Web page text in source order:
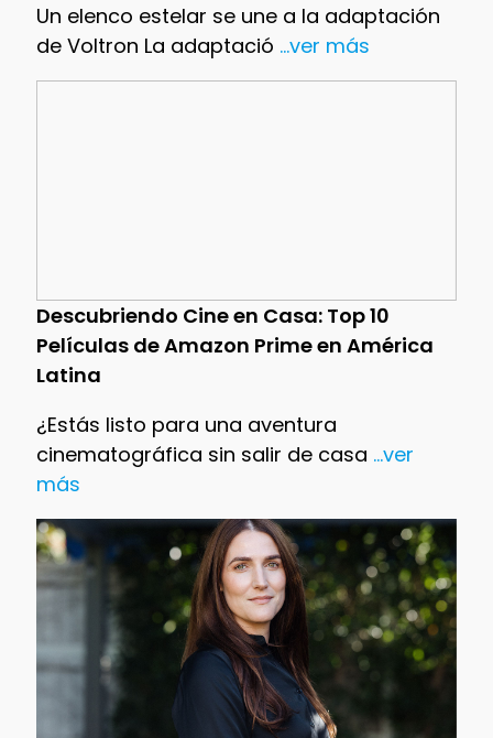
Un elenco estelar se une a la adaptación
de Voltron La adaptació ...ver más
Descubriendo Cine en Casa: Top 10
Películas de Amazon Prime en América
Latina
¿Estás listo para una aventura
cinematográfica sin salir de casa ...ver
más